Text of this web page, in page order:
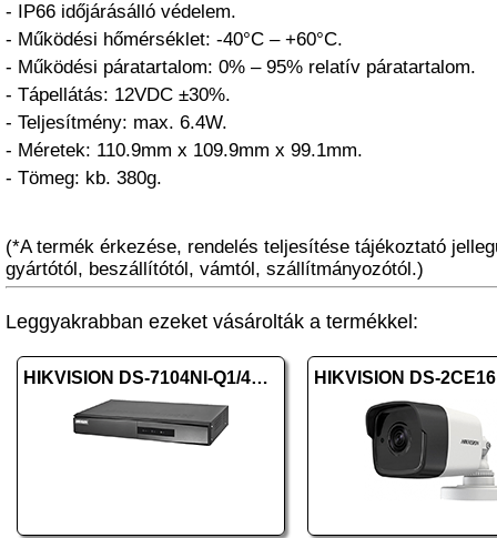
- IP66 időjárásálló védelem.
- Működési hőmérséklet: -40°C – +60°C.
- Működési páratartalom: 0% – 95% relatív páratartalom.
- Tápellátás: 12VDC ±30%.
- Teljesítmény: max. 6.4W.
- Méretek: 110.9mm x 109.9mm x 99.1mm.
- Tömeg: kb. 380g.
(*A termék érkezése, rendelés teljesítése tájékoztató
gyártótól, beszállítótól, vámtól, szállítmányozótól.)
Leggyakrabban ezeket vásárolták a termékkel:
HIKVISION DS-7104NI-Q1/4P/M